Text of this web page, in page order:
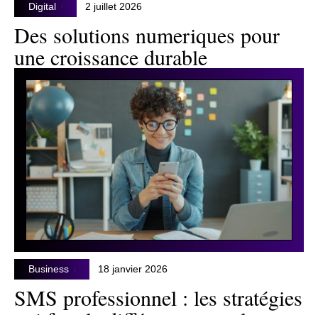
Digital 2 juillet 2026
Des solutions numeriques pour
une croissance durable
Business 18 janvier 2026
SMS professionnel : les stratégies